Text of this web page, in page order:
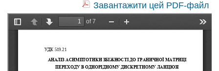
Завантажити цей PDF-файл